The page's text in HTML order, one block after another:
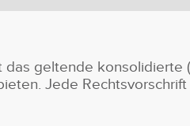
geltende konsolidierte
Jede